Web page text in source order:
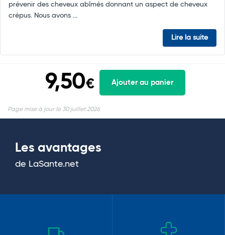
prévenir des cheveux abîmés donnant un aspect de cheveux
crépus. Nous avons ...
Lire la suite
9,50€ Ajouter au panier
Page mise à jour le 30 juillet 2026
Les avantages
de LaSante.net